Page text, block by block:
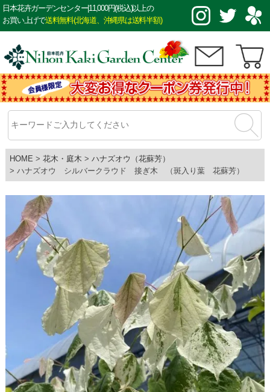
日本花卉ガーデンセンター|11,000円(税込)以上の
お買い上げで送料無料(北海道、沖縄県は送料半額)
HOME 花木・庭木
ハナズオウ（花蘇芳）
ハナズオウ シルバークラウド 接ぎ木 （斑入り葉 花蘇芳）